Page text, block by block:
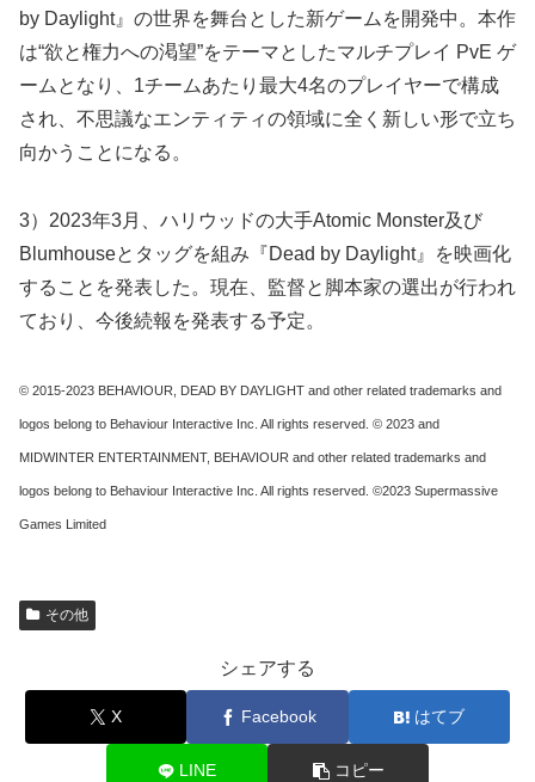
by Daylight』の世界を舞台とした新ゲームを開発中。本作
は“欲と権力への渇望”をテーマとしたマルチプレイ PvE ゲ
ームとなり、1チームあたり最大4名のプレイヤーで構成
され、不思議なエンティティの領域に全く新しい形で立ち
向かうことになる。
3）2023年3月、ハリウッドの大手Atomic Monster及び
Blumhouseとタッグを組み『Dead by Daylight』を映画化
することを発表した。現在、監督と脚本家の選出が行われ
ており、今後続報を発表する予定。
© 2015-2023 BEHAVIOUR, DEAD BY DAYLIGHT and other related trademarks and
logos belong to Behaviour Interactive Inc. All rights reserved. © 2023 and
MIDWINTER ENTERTAINMENT, BEHAVIOUR and other related trademarks and
logos belong to Behaviour Interactive Inc. All rights reserved. ©2023 Supermassive
Games Limited
その他
シェアする
X Facebook はてブ
LINE コピー